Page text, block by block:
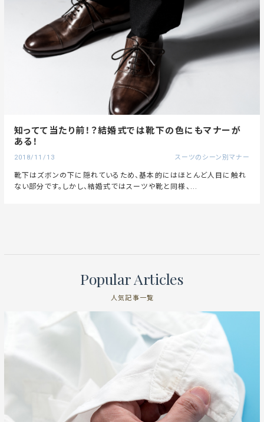
知ってて当たり前！？結婚式では靴下の色にもマナーが
ある！
2018/11/13 スーツのシーン別マナー
靴下はズボンの下に隠れているため、基本的にはほとんど人目に触れ
ない部分です。しかし、結婚式ではスーツや靴と同様、...
Popular Articles
人気記事一覧